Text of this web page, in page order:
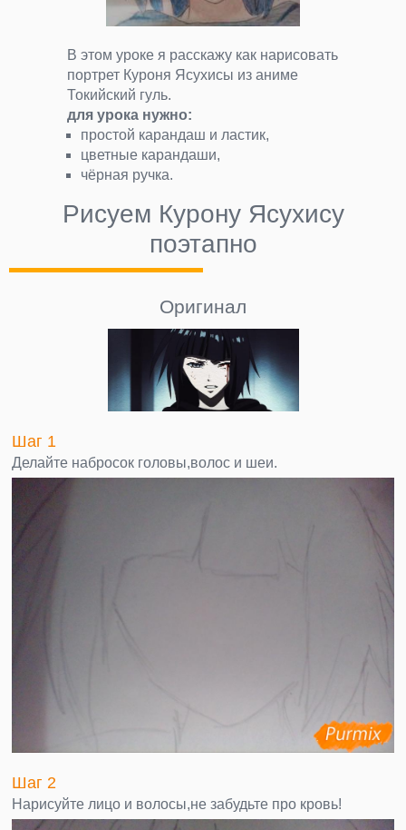
В этом уроке я расскажу как нарисовать
портрет Куроня Ясухисы из аниме
Токийский гуль.
для урока нужно:
простой карандаш и ластик,
цветные карандаши,
чёрная ручка.
Рисуем Курону Ясухису
поэтапно
Оригинал
Шаг 1
Делайте набросок головы,волос и шеи.
Шаг 2
Нарисуйте лицо и волосы,не забудьте про кровь!